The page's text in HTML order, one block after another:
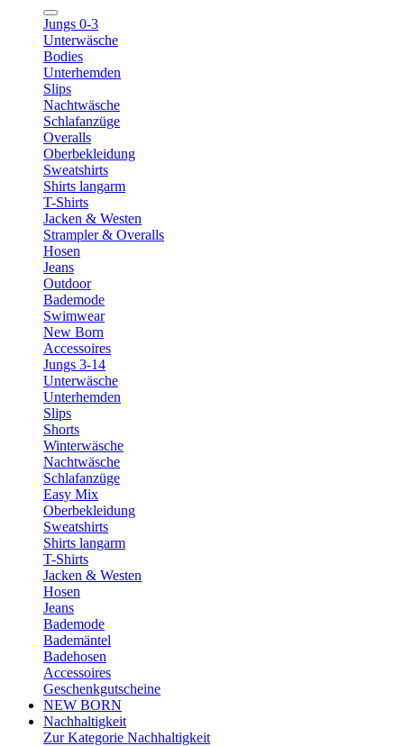
Jungs 0-3
Unterwäsche
Bodies
Unterhemden
Slips
Nachtwäsche
Schlafanzüge
Overalls
Oberbekleidung
Sweatshirts
Shirts langarm
T-Shirts
Jacken & Westen
Strampler & Overalls
Hosen
Jeans
Outdoor
Bademode
Swimwear
New Born
Accessoires
Jungs 3-14
Unterwäsche
Unterhemden
Slips
Shorts
Winterwäsche
Nachtwäsche
Schlafanzüge
Easy Mix
Oberbekleidung
Sweatshirts
Shirts langarm
T-Shirts
Jacken & Westen
Hosen
Jeans
Bademode
Bademäntel
Badehosen
Accessoires
Geschenkgutscheine
NEW BORN
Nachhaltigkeit
Zur Kategorie Nachhaltigkeit